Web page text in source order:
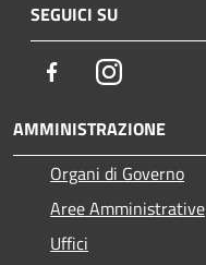
SEGUICI SU
FacebookInstagram
AMMINISTRAZIONE
Organi di Governo
Aree Amministrative
Uffici